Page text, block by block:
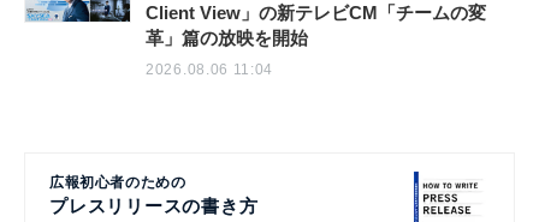
Client View」の新テレビCM「チームの変
革」篇の放映を開始
2026.08.06 11:04
広報初心者のための
プレスリリースの書き方